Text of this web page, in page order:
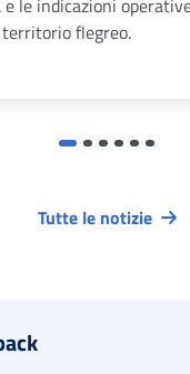
le indicazioni
flegreo.
Tutte le notizie